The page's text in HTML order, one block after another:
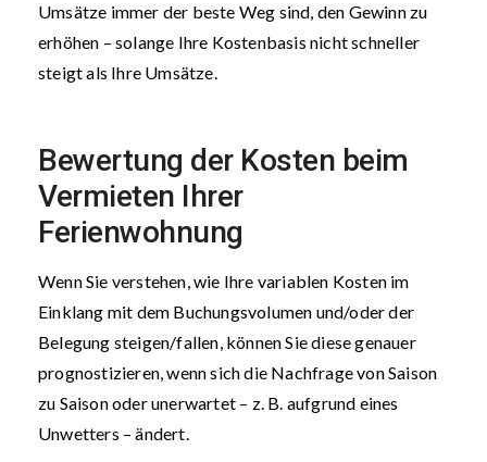
Umsätze immer der beste Weg sind, den Gewinn zu
erhöhen – solange Ihre Kostenbasis nicht schneller
steigt als Ihre Umsätze.
Bewertung der Kosten beim
Vermieten Ihrer
Ferienwohnung
Wenn Sie verstehen, wie Ihre variablen Kosten im
Einklang mit dem Buchungsvolumen und/oder der
Belegung steigen/fallen, können Sie diese genauer
prognostizieren, wenn sich die Nachfrage von Saison
zu Saison oder unerwartet – z. B. aufgrund eines
Unwetters – ändert.